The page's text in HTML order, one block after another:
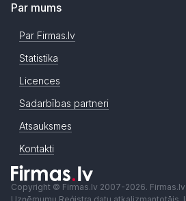
Par mums
Par Firmas.lv
Statistika
Licences
Sadarbības partneri
Atsauksmes
Kontakti
Copyright © Firmas.lv 2007-2026.